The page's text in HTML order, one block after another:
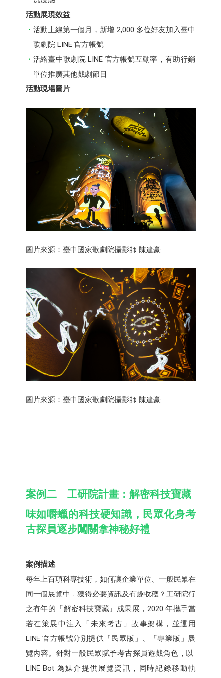
活動展現效益
活動上線第一個月，新增 2,000 多位好友加入臺中
歌劇院 LINE 官方帳號
活絡臺中歌劇院 LINE 官方帳號互動率，有助行銷
單位推廣其他戲劇節目
活動現場圖片
圖片來源：臺中國家歌劇院攝影師 陳建豪
圖片來源：臺中國家歌劇院攝影師 陳建豪
案例二 工研院計畫：解密科技寶藏
味如嚼蠟的科技硬知識，民眾化身考
古探員逐步闖關拿神秘好禮
案例描述
每年上百項科專技術，如何讓企業單位、一般民眾在
同一個展覽中，獲得必要資訊及有趣收穫？工研院行
之有年的「解密科技寶藏」成果展，2020 年攜手當
若在策展中注入「未來考古」故事架構，並運用
LINE 官方帳號分別提供「民眾版」、「專業版」展
覽內容。針對一般民眾賦予考古探員遊戲角色，以
LINE Bot 為媒介提供展覽資訊，同時紀錄移動軌